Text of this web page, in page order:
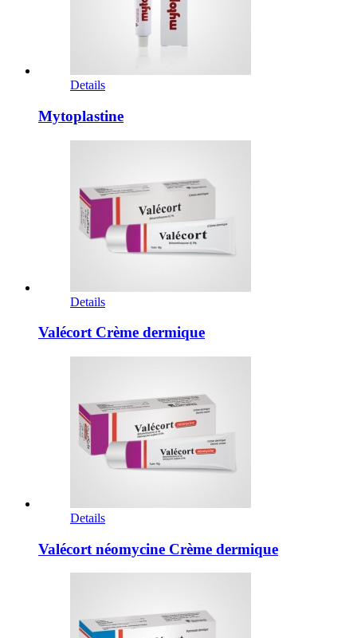
Details
Mytoplastine
Details
Valécort Crème dermique
Details
Valécort néomycine Crème dermique